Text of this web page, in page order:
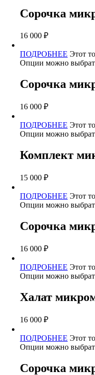
Сорочка
16 000 ₽
ПОДРОБНЕЕ Этот
Опции можно
Сорочка
16 000 ₽
ПОДРОБНЕЕ Этот
Опции можно
Комплект
15 000 ₽
ПОДРОБНЕЕ Этот
Опции можно
Сорочка
16 000 ₽
ПОДРОБНЕЕ Этот
Опции можно
Халат
16 000 ₽
ПОДРОБНЕЕ Этот
Опции можно
Сорочка